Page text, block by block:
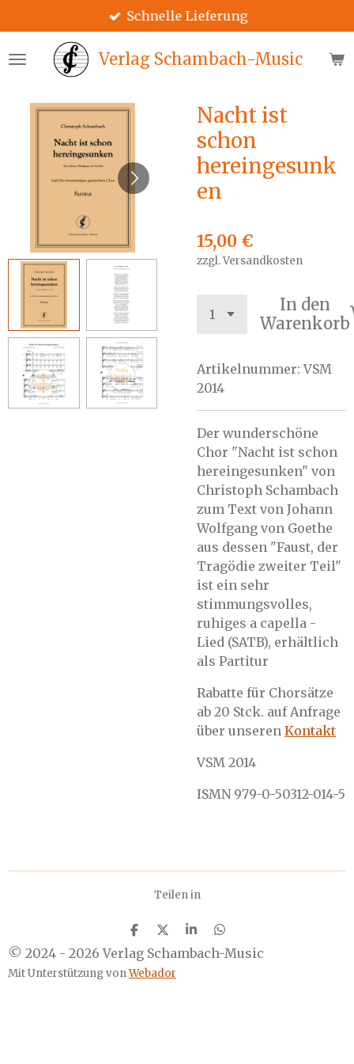
Hauptinhalt
springen
Verlag Schambach-Music
Schnelle Lieferung
Nacht ist
schon
hereingesunk
en
15,00 €
zzgl. Versandkosten
In den
Warenkorb
Artikelnummer: VSM
2014
Der wunderschöne
Chor "Nacht ist schon
hereingesunken" von
Christoph Schambach
zum Text von Johann
Wolfgang von Goethe
aus dessen "Faust, der
Tragödie zweiter Teil"
ist ein sehr
stimmungsvolles,
ruhiges a capella -
Lied (SATB), erhältlich
als Partitur
Rabatte für Chorsätze
ab 20 Stck. auf Anfrage
über unseren Kontakt
VSM 2014
ISMN 979-0-50312-014-5
Teilen in
T
i
l
T
e
i
l
T
e
i
T
i
© 2024 - 2026 Verlag Schambach-Music
Mit Unterstützung vonWebador